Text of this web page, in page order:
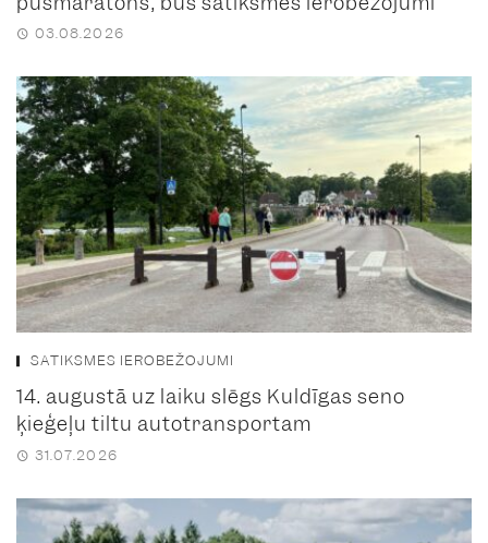
03.08.2026
SATIKSMES IEROBEŽOJUMI
14. augustā uz laiku slēgs Kuldīgas seno
ķieģeļu tiltu autotransportam
31.07.2026